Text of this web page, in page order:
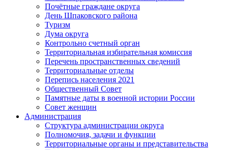
Почётные граждане округа
День Шпаковского района
Туризм
Дума округа
Контрольно счетный орган
Территориальная избирательная комиссия
Перечень пространственных сведений
Территориальные отделы
Перепись населения 2021
Общественный Совет
Памятные даты в военной истории России
Совет женщин
Администрация
Структура администрации округа
Полномочия, задачи и функции
Территориальные органы и представительства